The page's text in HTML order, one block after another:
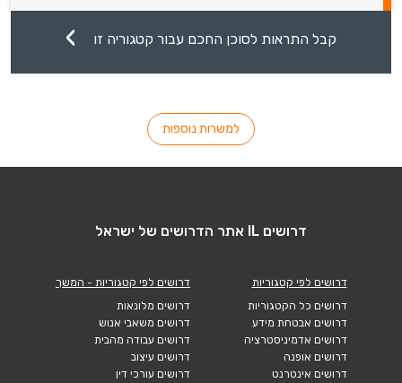
קבל התראות לסוכן החכם עבור קטגוריה זו
למשרות נוספות
דרושים IL אתר הדרושים של ישראל
דרושים לפי קטגוריות
דרושים כל הקטגוריות
דרושים אבטחת מידע
דרושים אדמיניסטרציה
דרושים אופנה
דרושים אינטרנט
דרושים לפי קטגוריות - המשך
דרושים מלונאות
דרושים משאבי אנוש
דרושים עבודה מהבית
דרושים עיצוב
דרושים עורכי דין